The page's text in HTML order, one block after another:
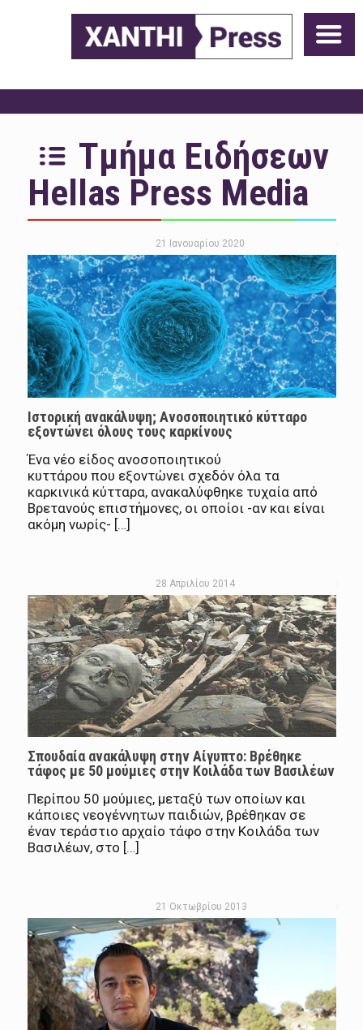
Τμήμα Ειδήσεων
Hellas Press Media
21 Ιανουαρίου 2020
Ιστορική ανακάλυψη; Ανοσοποιητικό κύτταρο
εξοντώνει όλους τους καρκίνους
Ένα νέο είδος ανοσοποιητικού
κυττάρου που εξοντώνει σχεδόν όλα τα
καρκινικά κύτταρα, ανακαλύφθηκε τυχαία από
Βρετανούς επιστήμονες, οι οποίοι -αν και είναι
ακόμη νωρίς- […]
28 Απριλίου 2014
Σπουδαία ανακάλυψη στην Αίγυπτο: Βρέθηκε
τάφος με 50 μούμιες στην Κοιλάδα των Βασιλέων
Περίπου 50 μούμιες, μεταξύ των οποίων και
κάποιες νεογέννητων παιδιών, βρέθηκαν σε
έναν τεράστιο αρχαίο τάφο στην Κοιλάδα των
Βασιλέων, στο […]
21 Οκτωβρίου 2013